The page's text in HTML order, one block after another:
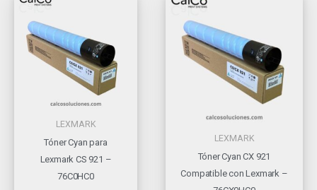
LEXMARK
Tóner Cyan para
Lexmark CS 921 –
76C0HC0
LEXMARK
Tóner Cyan CX 921
Compatible con Lexmark –